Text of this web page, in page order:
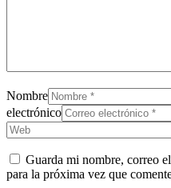
Nombre
electrónico
Guarda mi nombre, correo
para la próxima vez que